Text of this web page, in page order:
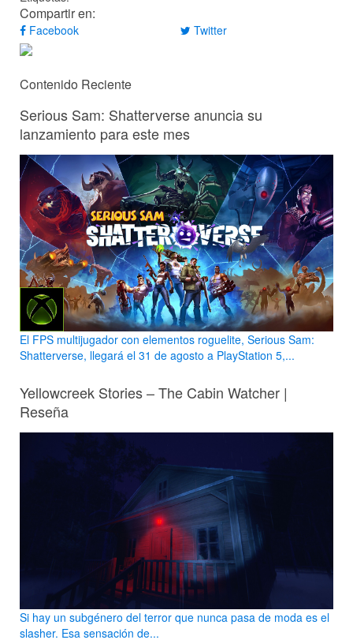
Compartir en:
Facebook Twitter
Contenido Reciente
Serious Sam: Shatterverse anuncia su
lanzamiento para este mes
El FPS multijugador con elementos roguelite, Serious Sam:
Shatterverse, llegará el 31 de agosto a PlayStation 5,...
Yellowcreek Stories – The Cabin Watcher |
Reseña
Si hay un subgénero del terror que nunca pasa de moda es el
slasher. Esa sensación de...